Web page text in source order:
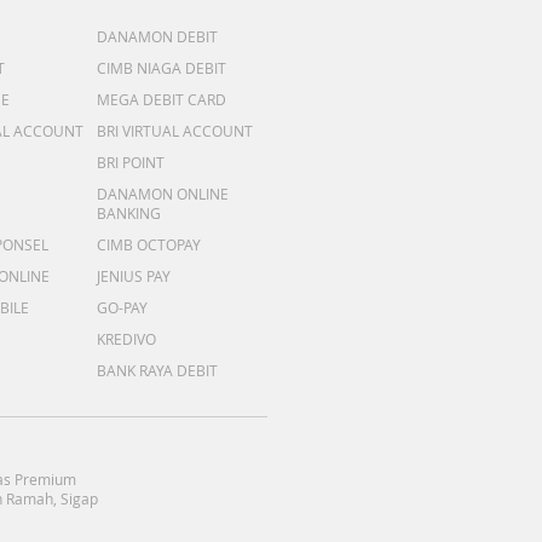
DANAMON DEBIT
CIMB NIAGA DEBIT
MEGA DEBIT CARD
ACCOUNT
BRI VIRTUAL ACCOUNT
BRI POINT
DANAMON ONLINE
BANKING
CIMB OCTOPAY
JENIUS PAY
GO-PAY
KREDIVO
BANK RAYA DEBIT
Premium
Sigap